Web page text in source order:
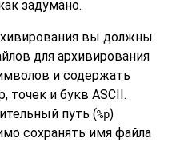
задумано.
вы должны
для архивирования
и содержать
и букв ASCII.
путь (%p)
сохранять имя файла